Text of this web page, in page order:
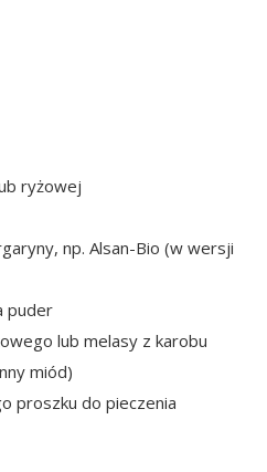
ryżowej
np. Alsan-Bio (w wersji
puder
lub melasy z karobu
miód)
proszku do pieczenia